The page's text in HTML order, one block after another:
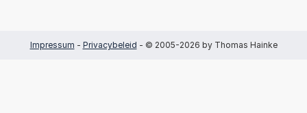
Impressum - Privacybeleid - © 2005-2026 by Thomas Hainke